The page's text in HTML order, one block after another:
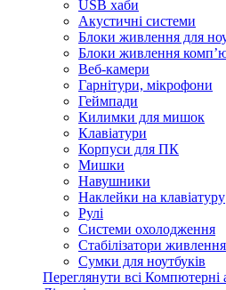
USB хаби
Акустичні системи
Блоки живлення для
Блоки живлення
Веб-камери
Гарнітури, мікрофони
Геймпади
Килимки для мишок
Клавіатури
Корпуси для ПК
Мишки
Навушники
Наклейки на клавіатуру
Рулі
Системи охолодження
Стабілізатори живлення
Сумки для ноутбуків
Переглянути всі Компютерні